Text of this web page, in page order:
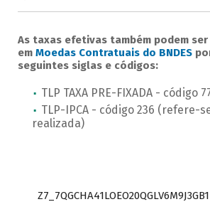
As taxas efetivas também podem
em Moedas Contratuais do BNDES
seguintes siglas e códigos:
TLP TAXA PRE-FIXADA - código
TLP-IPCA - código 236 (refere-
realizada)
Z7_7QGCHA41LOEO20QGLV6M9J3GB1